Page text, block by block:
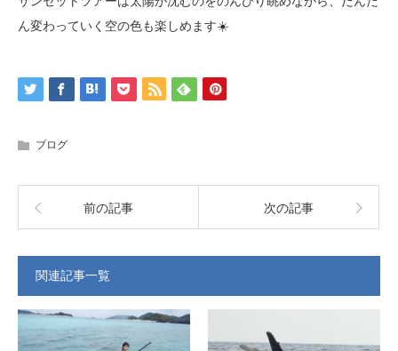
ん変わっていく空の色も楽しめます☀️
ブログ
前の記事 次の記事
関連記事一覧